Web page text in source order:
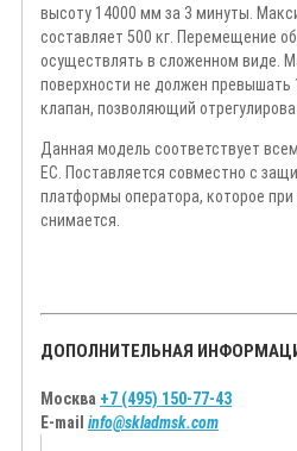
высоту 14000 мм за 3 минуты.
составляет 500 кг. Перемещение
осуществлять в сложенном виде.
поверхности не должен превышать
клапан, позволяющий
Данная модель соответствует
ЕС. Поставляется совместно с
платформы оператора, которое
снимается.
ДОПОЛНИТЕЛЬНАЯ
Москва +7 (495) 150-77-43
E-mail info@skladmsk.com